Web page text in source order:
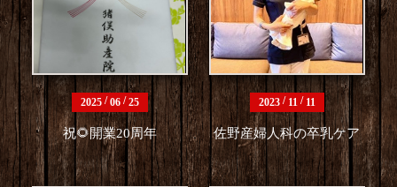
2025 /06 /25
祝🌻開業20周年
2023/ 11 / 11
佐野産婦人科の卒乳ケア